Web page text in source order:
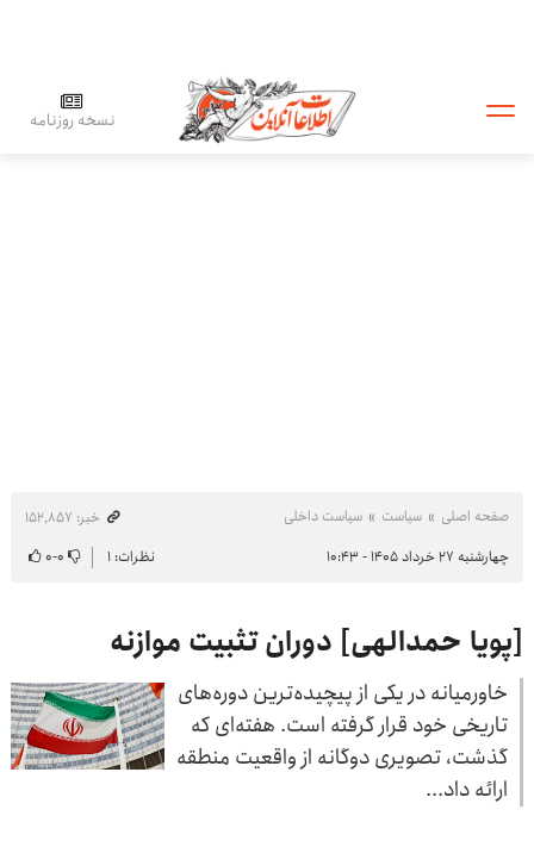
نسخه روزنامه
صفحه اصلی سیاست سیاست داخلی
خبر: ۱۵۲٬۸۵۷
چهارشنبه ۲۷ خرداد ۱۴۰۵ - ۱۰:۴۳
نظرات: ۱ ۰-۰
[پویا حمدالهی] دوران تثبیت موازنه
خاورمیانه در یکی از پیچیده‌ترین دوره‌های
تاریخی خود قرار گرفته است. هفته‌ای که
گذشت، تصویری دوگانه از واقعیت منطقه
ارائه داد...